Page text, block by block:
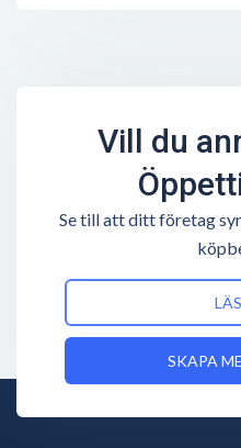
Vill du
Se till att ditt företag
SKAPA